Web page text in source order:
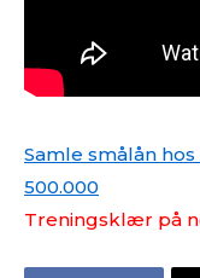
Samle smålån hos
500.000
Treningsklær på